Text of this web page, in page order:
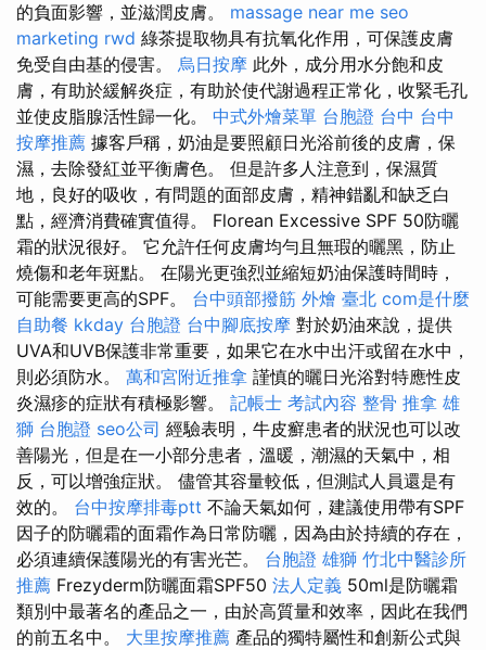
的負面影響，並滋潤皮膚。 massage near me seo
marketing rwd 綠茶提取物具有抗氧化作用，可保護皮膚
免受自由基的侵害。 烏日按摩 此外，成分用水分飽和皮
膚，有助於緩解炎症，有助於使代謝過程正常化，收緊毛孔
並使皮脂腺活性歸一化。 中式外燴菜單 台胞證 台中 台中
按摩推薦 據客戶稱，奶油是要照顧日光浴前後的皮膚，保
濕，去除發紅並平衡膚色。 但是許多人注意到，保濕質
地，良好的吸收，有問題的面部皮膚，精神錯亂和缺乏白
點，經濟消費確實值得。 Florean Excessive SPF 50防曬
霜的狀況很好。 它允許任何皮膚均勻且無瑕的曬黑，防止
燒傷和老年斑點。 在陽光更強烈並縮短奶油保護時間時，
可能需要更高的SPF。 台中頭部撥筋 外燴 臺北 com是什麼
自助餐 kkday 台胞證 台中腳底按摩 對於奶油來說，提供
UVA和UVB保護非常重要，如果它在水中出汗或留在水中，
則必須防水。 萬和宮附近推拿 謹慎的曬日光浴對特應性皮
炎濕疹的症狀有積極影響。 記帳士 考試內容 整骨 推拿 雄
獅 台胞證 seo公司 經驗表明，牛皮癬患者的狀況也可以改
善陽光，但是在一小部分患者，溫暖，潮濕的天氣中，相
反，可以增強症狀。 儘管其容量較低，但測試人員還是有
效的。 台中按摩排毒ptt 不論天氣如何，建議使用帶有SPF
因子的防曬霜的面霜作為日常防曬，因為由於持續的存在，
必須連續保護陽光的有害光芒。 台胞證 雄獅 竹北中醫診所
推薦 Frezyderm防曬面霜SPF50 法人定義 50ml是防曬霜
類別中最著名的產品之一，由於高質量和效率，因此在我們
的前五名中。 大里按摩推薦 產品的獨特屬性和創新公式與